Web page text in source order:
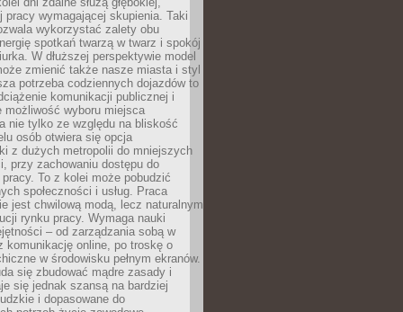
pracy wymagającej skupienia. Taki
wykorzystać zalety obu
spotkań twarzą w twarz i spokój
W dłuższej perspektywie model
zmienić także nasze miasta i styl
potrzeba codziennych dojazdów to
komunikacji publicznej i
możliwość wyboru miejsca
nie tylko ze względu na bliskość
osób otwiera się opcja
z dużych metropolii do mniejszych
przy zachowaniu dostępu do
To z kolei może pobudzić
społeczności i usług. Praca
jest chwilową modą, lecz naturalnym
rynku pracy. Wymaga nauki
– od zarządzania sobą w
komunikację online, po troskę o
w środowisku pełnym ekranów.
się zbudować mądre zasady i
się jednak szansą na bardziej
i dopasowane do